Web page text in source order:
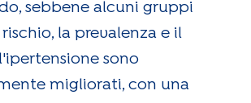
sebbene alcuni gruppi
la prevalenza e il
sono
migliorati, con una